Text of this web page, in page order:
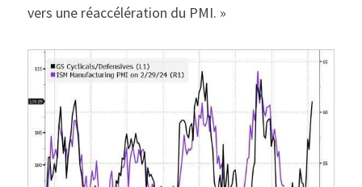
vers une réaccélération du PMI. »